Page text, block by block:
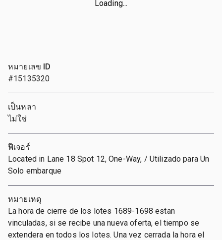
Loading...
หมายเลข ID
#15135320
เป็นหลา
ไม่ใช่
ฟีเจอร์
Located in Lane 18 Spot 12, One-Way, / Utilizado para Un
Solo embarque
หมายเหตุ
La hora de cierre de los lotes 1689-1698 estan
vinculadas, si se recibe una nueva oferta, el tiempo se
extendera en todos los lotes. Una vez cerrada la hora el